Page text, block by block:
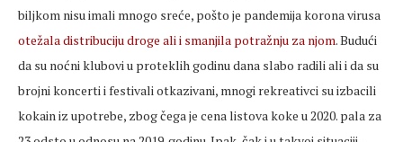
biljkom nisu imali mnogo sreće, pošto je pandemija korona virusa
otežala distribuciju droge ali i smanjila potražnju za njom. Budući
da su noćni klubovi u proteklih godinu dana slabo radili ali i da su
brojni koncerti i festivali otkazivani, mnogi rekreativci su izbacili
kokain iz upotrebe, zbog čega je cena listova koke u 2020. pala za